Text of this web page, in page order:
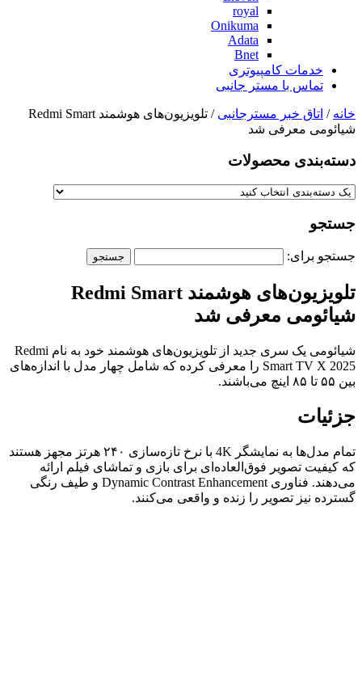
royal
Onikuma
Adata
Bnet
خدمات کامپیوتری
تماس با مستر جانبی
خانه / اتاق خبر مسترجانبی
/ تلویزیون‌های هوشمند Redmi Smart
شیائومی معرفی شد
دسته‌بندی‌ محصولات
جستجو
جستجو برای:
تلویزیون‌های هوشمند Redmi Smart
شیائومی معرفی شد
شیائومی یک سری جدید از تلویزیون‌های هوشمند خود به نام Redmi
Smart TV X 2025 را معرفی کرده که شامل چهار مدل با اندازه‌های
بین ۵۵ تا ۸۵ اینچ می‌باشند.
جزئیات
تمام مدل‌ها به نمایشگر 4K با نرخ تازه‌سازی ۲۴۰ هرتز مجهز هستند
که کیفیت تصویر فوق‌العاده‌ای برای بازی‌ و تماشای فیلم ارائه
می‌دهند. فناوری Dynamic Contrast Enhancement و طیف رنگی
گسترده نیز تصویر را زنده و واقعی می‌کنند.